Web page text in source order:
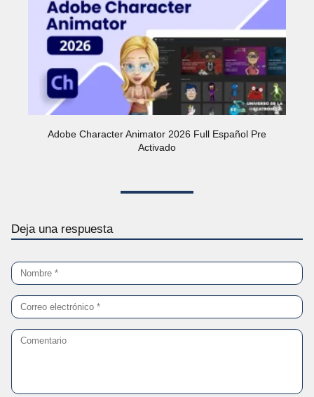
Adobe Character Animator 2026 Full Español Pre
Activado
Deja una respuesta